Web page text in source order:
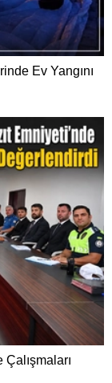
Ev Yangını